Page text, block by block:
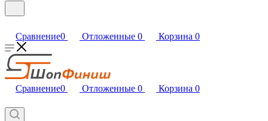
Сравнение0 Отложенные 0 Корзина 0
Сравнение0 Отложенные 0 Корзина 0